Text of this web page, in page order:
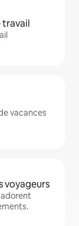
travail
vacances
voyageurs
adorent